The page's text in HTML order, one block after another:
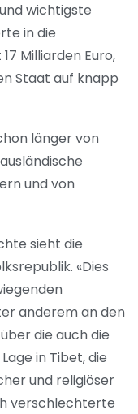
wichtigste
in die
Milliarden Euro,
Staat auf knapp
länger von
und von
sieht die
«Dies
anderem an den
die auch die
in Tibet, die
und religiöser
verschlechterte